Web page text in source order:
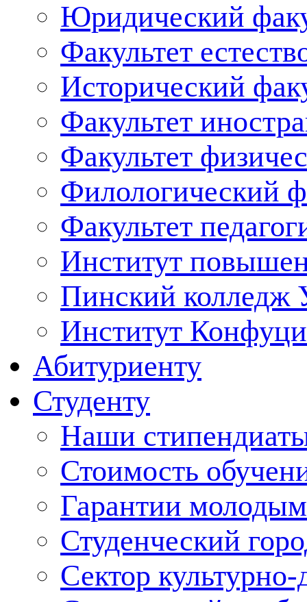
Юридический
Факультет
Исторический
Факультет
Факультет
Филологический
Факультет
Институт
Пинский
Институт
Абитуриенту
Студенту
Наши
Стоимость
Гарантии
Студенческий
Сектор